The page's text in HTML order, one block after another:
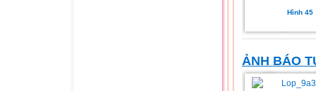
Hình 45
ẢNH BÁO